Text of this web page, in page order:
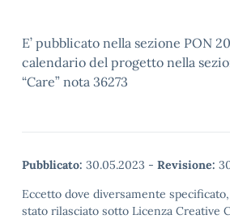
E’ pubblicato nella sezione PON
calendario del progetto nella
“Care” nota 36273
Pubblicato: 30.05.2023 - Revisione:
Eccetto dove diversamente
stato rilasciato sotto Licenza Creative